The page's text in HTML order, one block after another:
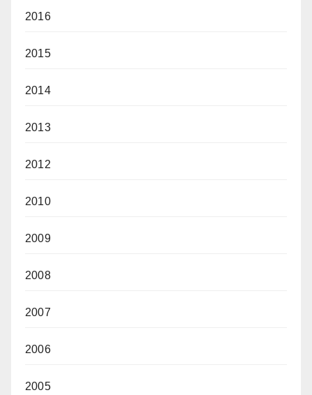
2016
2015
2014
2013
2012
2010
2009
2008
2007
2006
2005